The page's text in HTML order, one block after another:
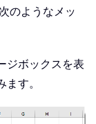
のようなメッ
ジボックスを表
す。